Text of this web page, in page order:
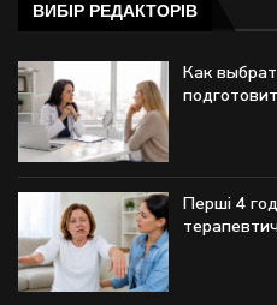
ВИБІР РЕДАКТОРІВ
Как
Перші 4